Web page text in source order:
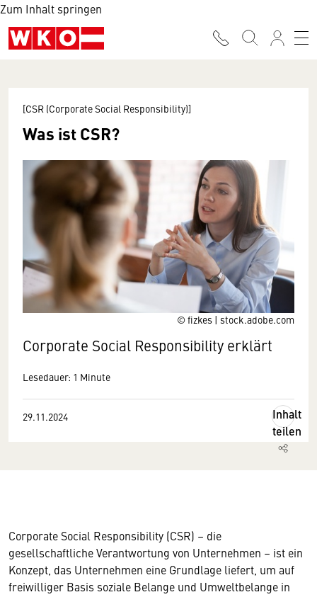
Zum Inhalt springen
© fizkes | stock.adobe.com
[CSR (Corporate Social Responsibility)]
Was ist CSR?
Corporate Social Responsibility erklärt
Lesedauer: 1 Minute
29.11.2024
Inhalt
teilen
Corporate Social Responsibility (CSR) – die
gesellschaftliche Verantwortung von Unternehmen – ist ein
Konzept, das Unternehmen eine Grundlage liefert, um auf
freiwilliger Basis soziale Belange und Umweltbelange in